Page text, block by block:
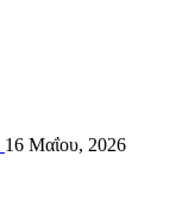
16 Μαΐου, 2026